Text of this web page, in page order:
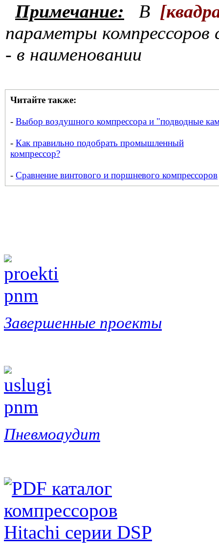
Примечание: В [
параметры
- в наименовании
Читайте также:
- Выбор воздушного компрессора и "подводные
- Как правильно подобрать промышленный
компрессор?
- Сравнение винтового и поршневого компрессоров
Завершенные проекты
Пневмоаудит